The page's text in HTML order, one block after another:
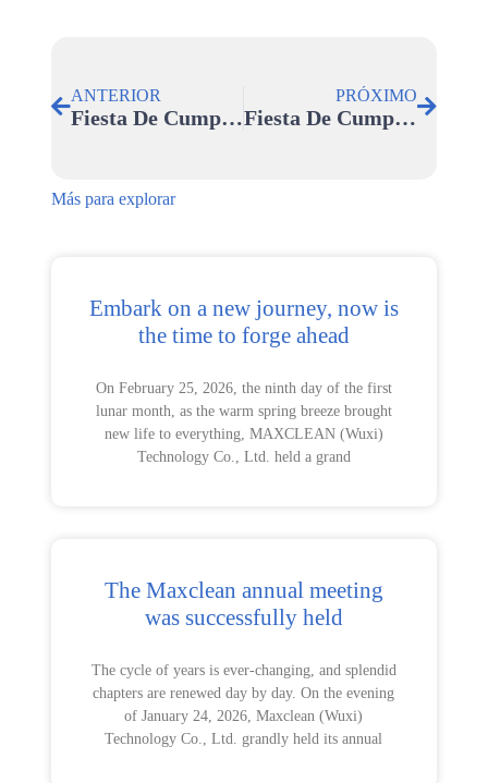
ANTERIOR
Fiesta De Cumpleaños De Noviembre
PRÓXIMO
Fiesta De Cumpleaños Del Personal│Calidez Del Año
Más para explorar
Embark on a new journey, now is
the time to forge ahead
On February 25, 2026, the ninth day of the first
lunar month, as the warm spring breeze brought
new life to everything, MAXCLEAN (Wuxi)
Technology Co., Ltd. held a grand
The Maxclean annual meeting
was successfully held
The cycle of years is ever-changing, and splendid
chapters are renewed day by day. On the evening
of January 24, 2026, Maxclean (Wuxi)
Technology Co., Ltd. grandly held its annual